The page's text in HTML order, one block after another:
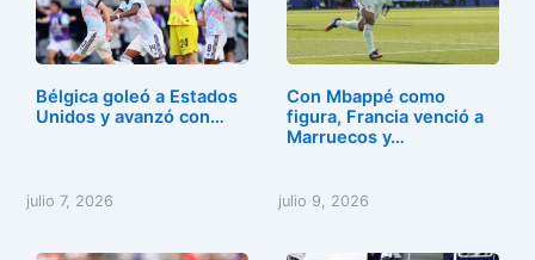
Bélgica goleó a Estados
Unidos y avanzó con…
julio 7, 2026
Con Mbappé como
figura, Francia venció a
Marruecos y…
julio 9, 2026